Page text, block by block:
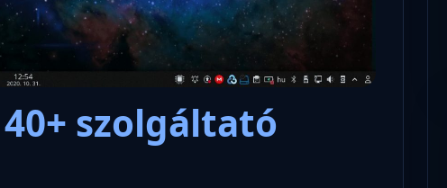
szolgáltató
Microsoft odaadta a kulcsokat a
hatóságoknak, hogy visszafejthessék
az adatokat.